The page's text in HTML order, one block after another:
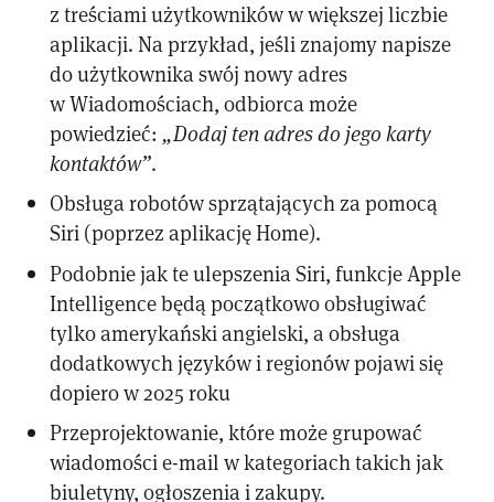
z treściami użytkowników w większej liczbie
aplikacji. Na przykład, jeśli znajomy napisze
do użytkownika swój nowy adres
w Wiadomościach, odbiorca może
powiedzieć: „Dodaj ten adres do jego karty
kontaktów”.
Obsługa robotów sprzątających za pomocą
Siri (poprzez aplikację Home).
Podobnie jak te ulepszenia Siri, funkcje Apple
Intelligence będą początkowo obsługiwać
tylko amerykański angielski, a obsługa
dodatkowych języków i regionów pojawi się
dopiero w 2025 roku
Przeprojektowanie, które może grupować
wiadomości e-mail w kategoriach takich jak
biuletyny, ogłoszenia i zakupy.